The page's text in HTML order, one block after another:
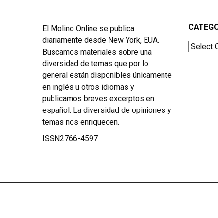
El Molino Online se publica
diariamente desde New York, EUA.
Buscamos materiales sobre una
diversidad de temas que por lo
general están disponibles únicamente
en inglés u otros idiomas y
publicamos breves excerptos en
español. La diversidad de opiniones y
temas nos enriquecen.
ISSN2766-4597